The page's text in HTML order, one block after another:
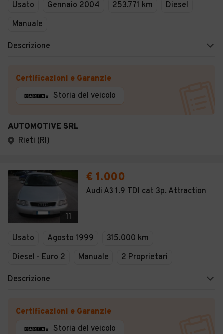
Usato Gennaio 2004 253.771 km
Diesel
Manuale
Descrizione
Certificazioni e Garanzie
Storia del veicolo
AUTOMOTIVE SRL
Rieti (RI)
11
€ 1.000
Audi A3 1.9 TDI cat 3p. Attraction
Usato Agosto 1999
315.000 km
Diesel - Euro 2
Manuale 2 Proprietari
Descrizione
Certificazioni e Garanzie
Storia del veicolo